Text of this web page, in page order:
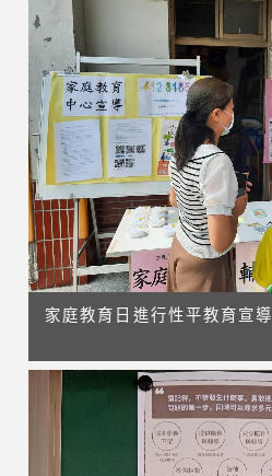
家庭教育日進行性平教育宣導